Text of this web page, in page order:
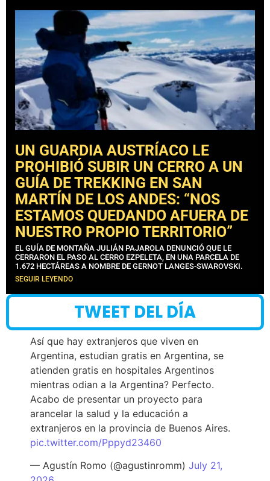
UN GUARDIA AUSTRÍACO LE
PROHIBIÓ SUBIR UN CERRO A UN
GUÍA DE TREKKING EN SAN
MARTÍN DE LOS ANDES: “NOS
ESTAMOS QUEDANDO AFUERA DE
NUESTRO PROPIO TERRITORIO”
EL GUÍA DE MONTAÑA JULIÁN PAJAROLA DENUNCIÓ QUE LE
CERRARON EL PASO AL CERRO EZPELETA, EN UNA PARCELA DE
1.672 HECTÁREAS A NOMBRE DE GERNOT LANGES-SWAROVSKI.
SEGUIR LEYENDO
TWEET DEL DÍA
Así que hay extranjeros que viven en
Argentina, estudian gratis en Argentina, se
atienden gratis en hospitales Argentinos
mientras odian a la Argentina? Perfecto.
Acabo de presentar un proyecto para
arancelar la salud y la educación a
extranjeros en la provincia de Buenos Aires.
pic.twitter.com/Pppyd23460
— Agustín Romo (@agustinromm) July 21,